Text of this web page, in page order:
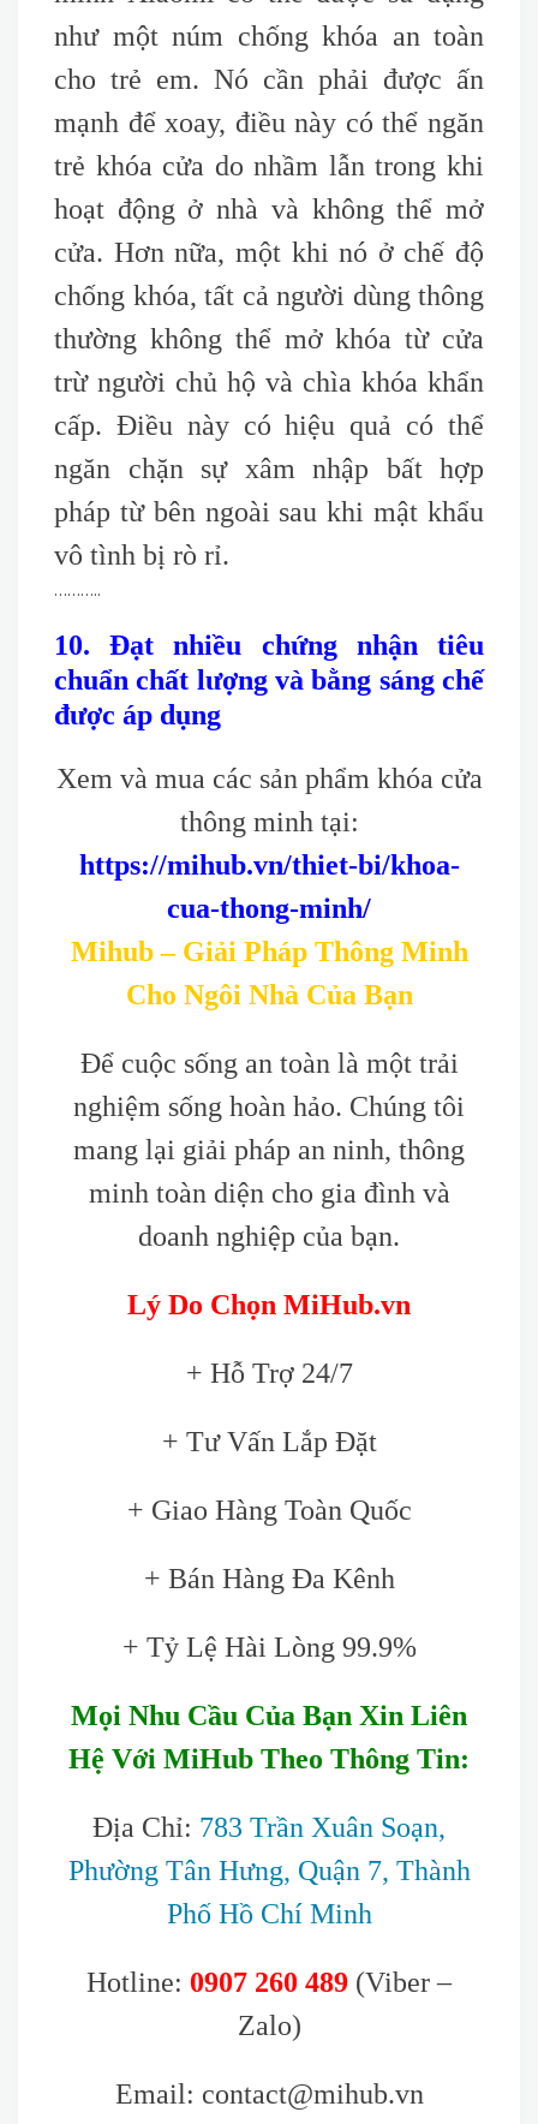
như một núm chống khóa an toàn
cho trẻ em. Nó cần phải được ấn
mạnh để xoay, điều này có thể ngăn
trẻ khóa cửa do nhầm lẫn trong khi
hoạt động ở nhà và không thể mở
cửa. Hơn nữa, một khi nó ở chế độ
chống khóa, tất cả người dùng thông
thường không thể mở khóa từ cửa
trừ người chủ hộ và chìa khóa khẩn
cấp. Điều này có hiệu quả có thể
ngăn chặn sự xâm nhập bất hợp
pháp từ bên ngoài sau khi mật khẩu
vô tình bị rò rỉ.
………..
10. Đạt nhiều chứng nhận tiêu
chuẩn chất lượng và bằng sáng chế
được áp dụng
Xem và mua các sản phẩm khóa cửa
thông minh tại:
https://mihub.vn/thiet-bi/khoa-
cua-thong-minh/
Mihub – Giải Pháp Thông Minh
Cho Ngôi Nhà Của Bạn
Để cuộc sống an toàn là một trải
nghiệm sống hoàn hảo. Chúng tôi
mang lại giải pháp an ninh, thông
minh toàn diện cho gia đình và
doanh nghiệp của bạn.
Lý Do Chọn MiHub.vn
+ Hỗ Trợ 24/7
+ Tư Vấn Lắp Đặt
+ Giao Hàng Toàn Quốc
+ Bán Hàng Đa Kênh
+ Tỷ Lệ Hài Lòng 99.9%
Mọi Nhu Cầu Của Bạn Xin Liên
Hệ Với MiHub Theo Thông Tin:
Địa Chỉ: 783 Trần Xuân Soạn,
Phường Tân Hưng, Quận 7, Thành
Phố Hồ Chí Minh
Hotline: 0907 260 489 (Viber –
Zalo)
Email: contact@mihub.vn